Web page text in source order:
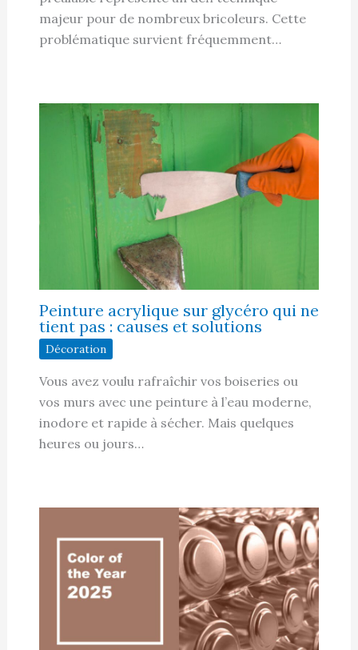
majeur pour de nombreux bricoleurs. Cette
problématique survient fréquemment…
Peinture acrylique sur glycéro qui ne
tient pas : causes et solutions
Décoration
Vous avez voulu rafraîchir vos boiseries ou
vos murs avec une peinture à l’eau moderne,
inodore et rapide à sécher. Mais quelques
heures ou jours…